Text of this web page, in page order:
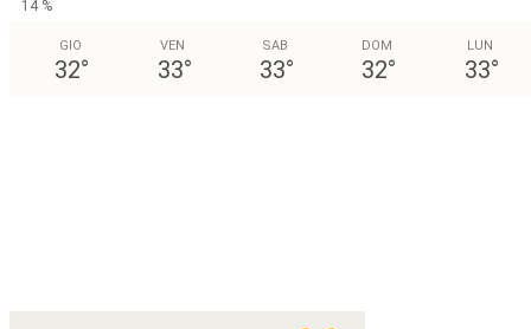
14 %
GIO
32°
VEN
33°
SAB
33°
DOM
32°
LUN
33°